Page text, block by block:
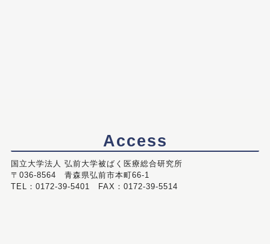
Access
国立大学法人 弘前大学被ばく医療総合研究所
〒036-8564 青森県弘前市本町66-1
TEL：0172-39-5401 FAX：0172-39-5514